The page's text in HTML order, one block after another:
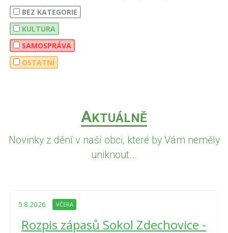
BEZ KATEGORIE
KULTURA
SAMOSPRÁVA
OSTATNÍ
AKTUÁLNĚ
Novinky z dění v naší obci, které by Vám neměly
uniknout...
5.8.2026 VČERA
Rozpis zápasů Sokol Zdechovice -